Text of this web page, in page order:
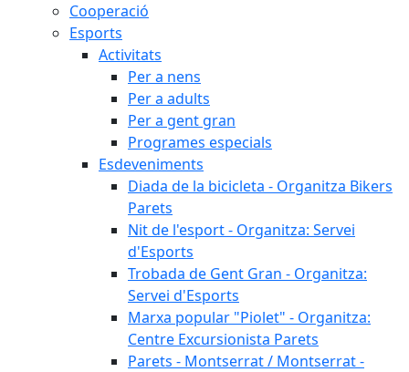
Cooperació
Esports
Activitats
Per a nens
Per a adults
Per a gent gran
Programes especials
Esdeveniments
Diada de la bicicleta - Organitza Bikers
Parets
Nit de l'esport - Organitza: Servei
d'Esports
Trobada de Gent Gran - Organitza:
Servei d'Esports
Marxa popular "Piolet" - Organitza:
Centre Excursionista Parets
Parets - Montserrat / Montserrat -